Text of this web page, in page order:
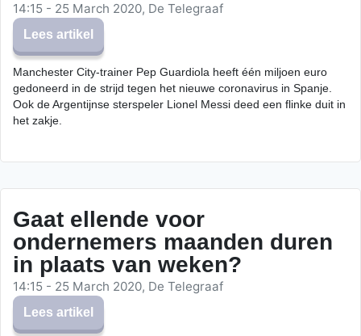
14:15 - 25 March 2020, De Telegraaf
Lees artikel
Manchester City-trainer Pep Guardiola heeft één miljoen euro
gedoneerd in de strijd tegen het nieuwe coronavirus in Spanje.
Ook de Argentijnse sterspeler Lionel Messi deed een flinke duit in
het zakje.
Gaat ellende voor
ondernemers maanden duren
in plaats van weken?
14:15 - 25 March 2020, De Telegraaf
Lees artikel